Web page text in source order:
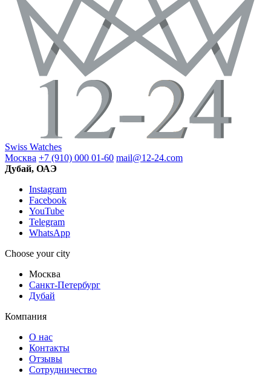
Swiss Watches
Москва +7 (910) 000 01-60 mail@12-24.com
Дубай, ОАЭ
Instagram
Facebook
YouTube
Telegram
WhatsApp
Choose your city
Москва
Санкт-Петербург
Дубай
Компания
О нас
Контакты
Отзывы
Сотрудничество